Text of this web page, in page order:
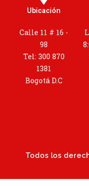
Ubicación
Calle 11 # 16 -
98
Tel: 300 870
1381
Bogotá D.C
Todos los